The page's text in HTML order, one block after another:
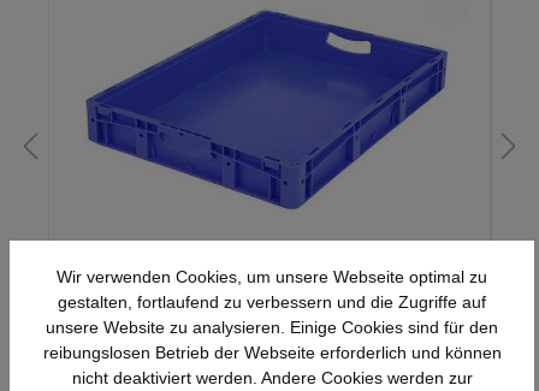
Standardboden, bis 60 kg belastbar,
600x800x120mm
56,41 €*
Wir verwenden Cookies, um unsere Webseite optimal zu
gestalten, fortlaufend zu verbessern und die Zugriffe auf
unsere Website zu analysieren. Einige Cookies sind für den
reibungslosen Betrieb der Webseite erforderlich und können
nicht deaktiviert werden. Andere Cookies werden zur